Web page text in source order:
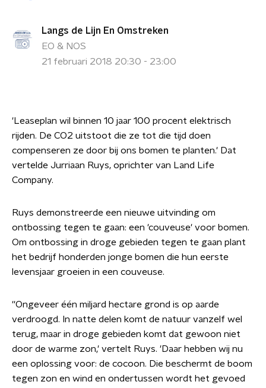
Langs de Lijn En Omstreken
EO & NOS
21 februari 2018 20:30 - 23:00
'Leaseplan wil binnen 10 jaar 100 procent elektrisch
rijden. De CO2 uitstoot die ze tot die tijd doen
compenseren ze door bij ons bomen te planten.' Dat
vertelde Jurriaan Ruys, oprichter van Land Life
Company.
Ruys demonstreerde een nieuwe uitvinding om
ontbossing tegen te gaan: een 'couveuse' voor bomen.
Om ontbossing in droge gebieden tegen te gaan plant
het bedrijf honderden jonge bomen die hun eerste
levensjaar groeien in een couveuse.
''Ongeveer één miljard hectare grond is op aarde
verdroogd. In natte delen komt de natuur vanzelf wel
terug, maar in droge gebieden komt dat gewoon niet
door de warme zon,' vertelt Ruys. 'Daar hebben wij nu
een oplossing voor: de cocoon. Die beschermt de boom
tegen zon en wind en ondertussen wordt het gevoed